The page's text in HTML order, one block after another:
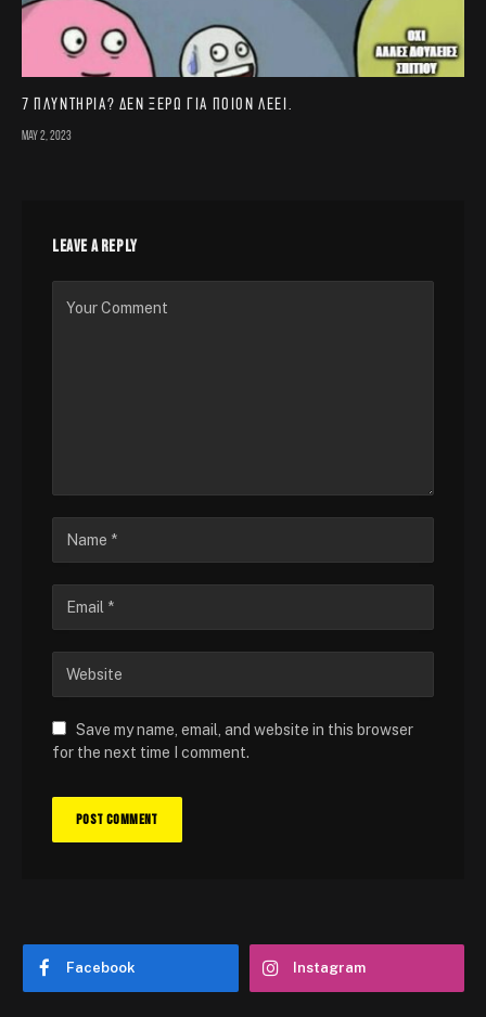
7 πλυντήρια? Δεν ξέρω για ποιον λέει.
May 2, 2023
LEAVE A REPLY
Save my name, email, and website in this browser
for the next time I comment.
Facebook Instagram